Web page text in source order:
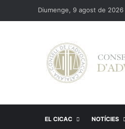
Diumenge, 9 agost de 2026
EL CICAC NOTÍCIES